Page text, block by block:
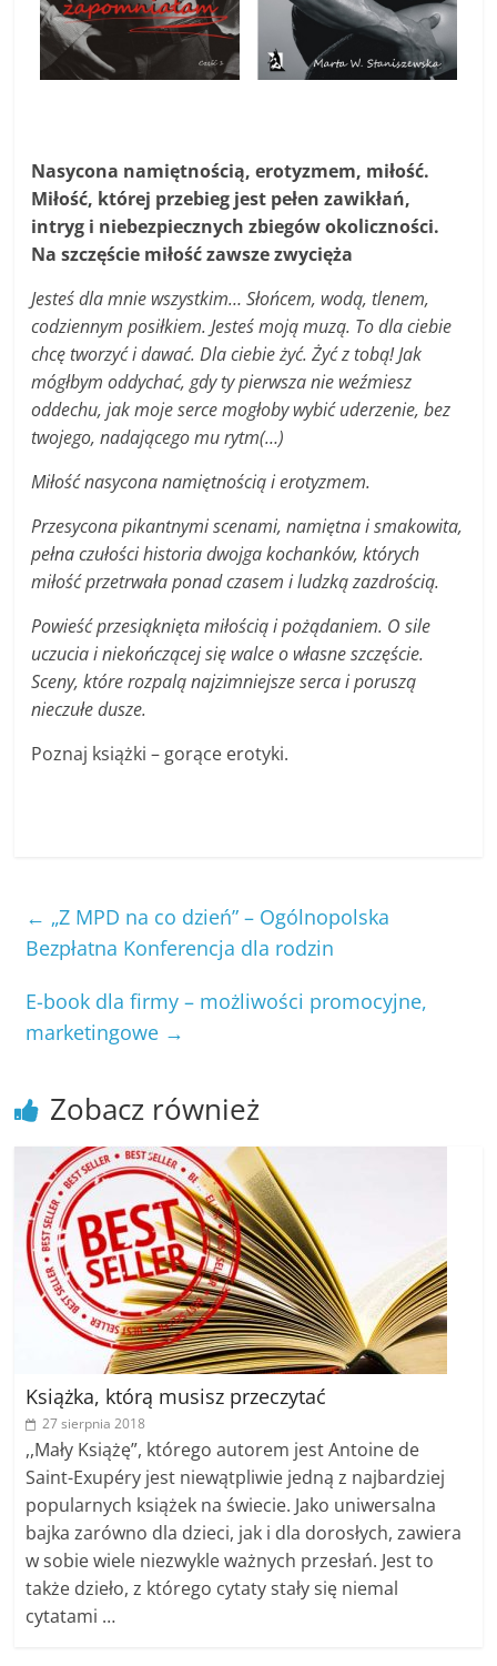
Nasycona namiętnością, erotyzmem, miłość.
Miłość, której przebieg jest pełen zawikłań,
intryg i niebezpiecznych zbiegów okoliczności.
Na szczęście miłość zawsze zwycięża
Jesteś dla mnie wszystkim… Słońcem, wodą, tlenem,
codziennym posiłkiem. Jesteś moją muzą. To dla ciebie
chcę tworzyć i dawać. Dla ciebie żyć. Żyć z tobą! Jak
mógłbym oddychać, gdy ty pierwsza nie weźmiesz
oddechu, jak moje serce mogłoby wybić uderzenie, bez
twojego, nadającego mu rytm(…)
Miłość nasycona namiętnością i erotyzmem.
Przesycona pikantnymi scenami, namiętna i smakowita,
pełna czułości historia dwojga kochanków, których
miłość przetrwała ponad czasem i ludzką zazdrością.
Powieść przesiąknięta miłością i pożądaniem. O sile
uczucia i niekończącej się walce o własne szczęście.
Sceny, które rozpalą najzimniejsze serca i poruszą
nieczułe dusze.
Poznaj książki – gorące erotyki.
← „Z MPD na co dzień” – Ogólnopolska
Bezpłatna Konferencja dla rodzin
E-book dla firmy – możliwości promocyjne,
marketingowe →
Zobacz również
Książka, którą musisz przeczytać
27 sierpnia 2018
,,Mały Książę”, którego autorem jest Antoine de
Saint-Exupéry jest niewątpliwie jedną z najbardziej
popularnych książek na świecie. Jako uniwersalna
bajka zarówno dla dzieci, jak i dla dorosłych, zawiera
w sobie wiele niezwykle ważnych przesłań. Jest to
także dzieło, z którego cytaty stały się niemal
cytatami …